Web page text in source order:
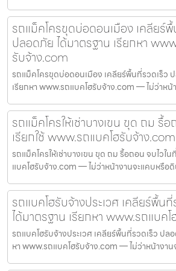
รถแม็คโครขุดบ่อดอนเมือง เคลียร์พื้
ปลอดภัย ได้มาตรฐาน เรียกหา
รับจ้าง.com
รถแม็คโครขุดบ่อดอนเมือง เคลียร์พื้นที่รวดเร็ว
เรียกหา www.รถแบคโฮรับจ้าง.com — ไม่ว่าหน้
รถแม็คโครให้เช่าบางเขน ขุด ถม รื้อ
เรียกใช้ www.รถแบคโฮรับจ้าง.com
รถแม็คโครให้เช่าบางเขน ขุด ถม รื้อถอน จบไวใน
แบคโฮรับจ้าง.com — ไม่ว่าหน้างานจะแคบหรือ
รถแบคโฮรับจ้างประเวศ เคลียร์พื้น
ได้มาตรฐาน เรียกหา www.รถแบค
รถแบคโฮรับจ้างประเวศ เคลียร์พื้นที่รวดเร็ว ปล
หา www.รถแบคโฮรับจ้าง.com — ไม่ว่าหน้างา